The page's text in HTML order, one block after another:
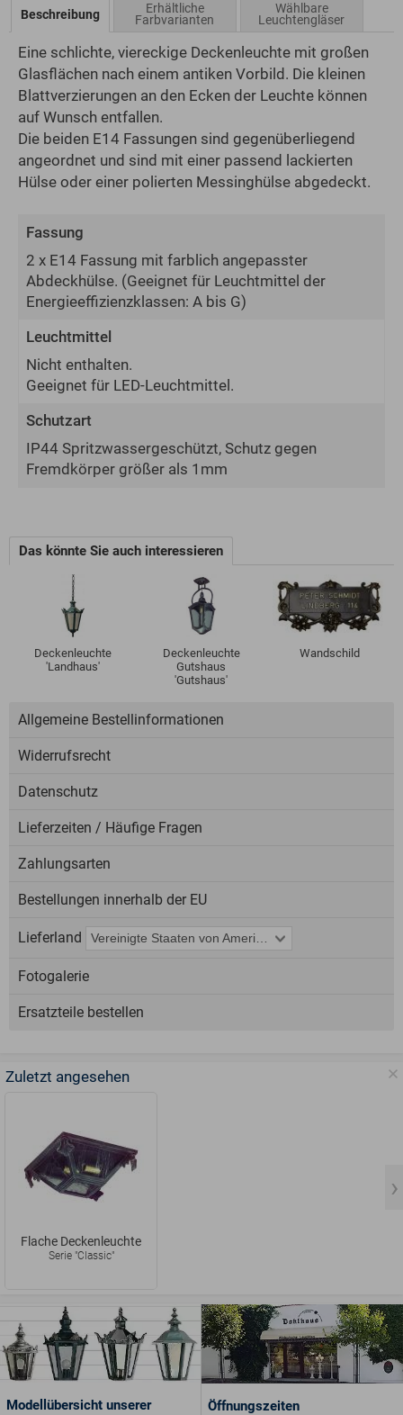
Beschreibung
Erhältliche
Farbvarianten
Wählbare
Leuchtengläser
Eine schlichte, viereckige Deckenleuchte mit großen
Glasflächen nach einem antiken Vorbild. Die kleinen
Blattverzierungen an den Ecken der Leuchte können
auf Wunsch entfallen.
Die beiden E14 Fassungen sind gegenüberliegend
angeordnet und sind mit einer passend lackierten
Hülse oder einer polierten Messinghülse abgedeckt.
Fassung
2 x E14 Fassung mit farblich angepasster
Abdeckhülse. (Geeignet für Leuchtmittel der
Energie­effizienz­klassen: A bis G)
Leuchtmittel
Nicht enthalten.
Geeignet für LED-Leuchtmittel.
Schutzart
IP44 Spritzwassergeschützt, Schutz gegen
Fremdkörper größer als 1mm
Das könnte Sie auch interessieren
Deckenleuchte
'Landhaus'
Deckenleuchte
Gutshaus
'Gutshaus'
Wandschild
Allgemeine Bestellinformationen
Widerrufsrecht
Datenschutz
Lieferzeiten / Häufige Fragen
Zahlungsarten
Bestellungen innerhalb der EU
Lieferland
Fotogalerie
Ersatzteile bestellen
Zuletzt angesehen
Flache Deckenleuchte
Serie "Classic"
Modellübersicht unserer
Öffnungszeiten